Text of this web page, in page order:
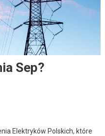
Sep?
Elektryków Polskich, które